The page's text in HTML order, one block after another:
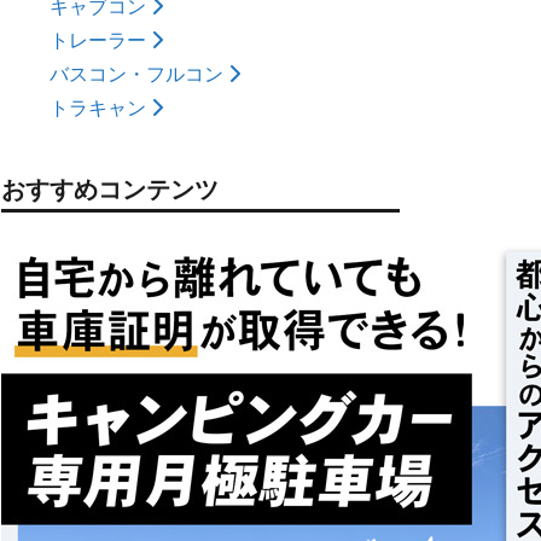
キャブコン
トレーラー
バスコン・フルコン
トラキャン
おすすめコンテンツ